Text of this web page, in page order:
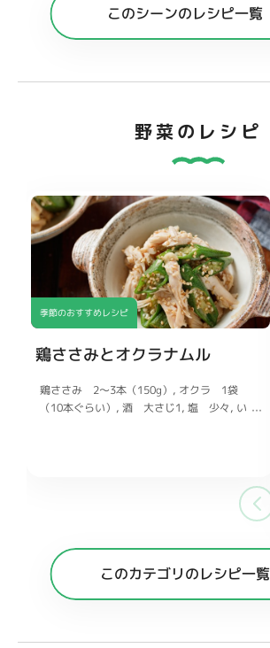
このシーンのレシピ一覧
野菜のレシピ
季節のおすすめレシピ
鶏ささみとオクラナムル
鶏ささみ 2〜3本（150g） オクラ 1袋
（10本ぐらい） 酒 大さじ1 塩 少々 い
このカテゴリのレシピ一覧